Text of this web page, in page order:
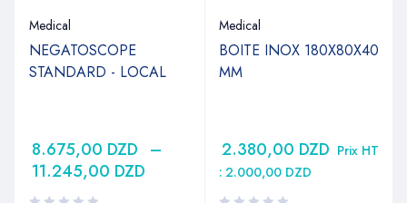
Medical
NEGATOSCOPE
STANDARD - LOCAL
8.675,00 DZD –
11.245,00 DZD
Medical
BOITE INOX 180X80X40
MM
2.380,00 DZD Prix HT
: 2.000,00 DZD